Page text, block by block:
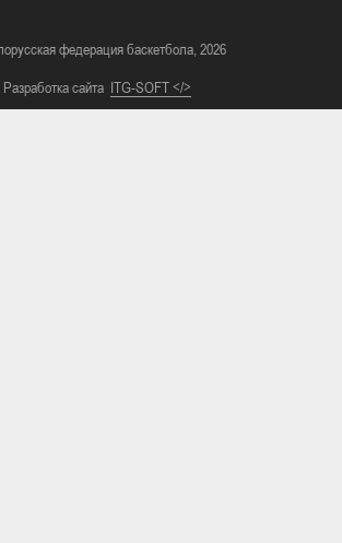
федерация баскетбола, 2026
Разработка сайта ITG-SOFT </>